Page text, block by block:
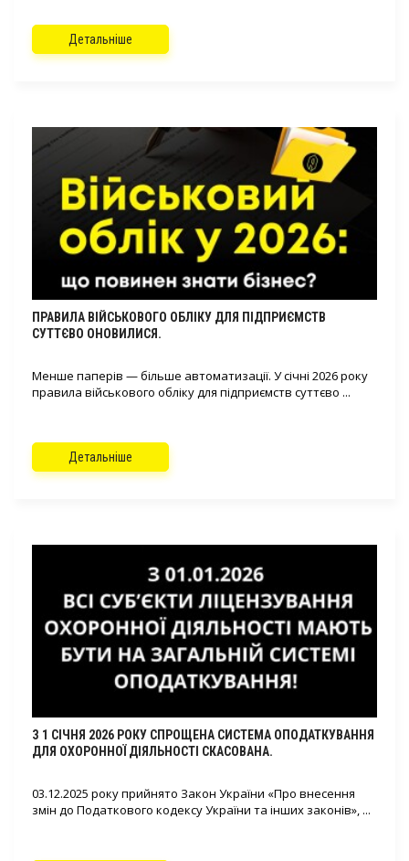
Детальніше
ПРАВИЛА ВІЙСЬКОВОГО ОБЛІКУ ДЛЯ ПІДПРИЄМСТВ
СУТТЄВО ОНОВИЛИСЯ.
Менше паперів — більше автоматизації. У січні 2026 року
правила військового обліку для підприємств суттєво ...
Детальніше
З 1 СІЧНЯ 2026 РОКУ СПРОЩЕНА СИСТЕМА ОПОДАТКУВАННЯ
ДЛЯ ОХОРОННОЇ ДІЯЛЬНОСТІ СКАСОВАНА.
03.12.2025 року прийнято Закон України «Про внесення
змін до Податкового кодексу України та інших законів», ...